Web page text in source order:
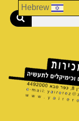
Hebrew